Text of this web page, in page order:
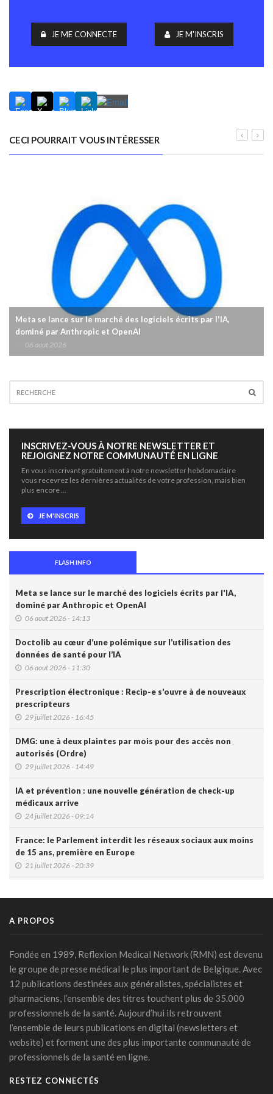
JE ME CONNECTE JE M'INSCRIS
CECI POURRAIT VOUS INTÉRESSER
Meta se lance sur le marché des logiciels écrits par l'IA,
dominé par Anthropic et OpenAI
06 aout 2026
INSCRIVEZ-VOUS À NOTRE NEWSLETTER ET
REJOIGNEZ NOTRE COMMUNAUTÉ EN LIGNE
En vous inscrivant gratuitement à notre newsletter hebdomadaire
vous recevrez les dernières actualités de votre profession, mais bien
plus encore …
JE M'INSCRIS
FLASH INFO
Meta se lance sur le marché des logiciels écrits par l'IA,
dominé par Anthropic et OpenAI
06 aout 2026 - 14:13
Doctolib au cœur d’une polémique sur l’utilisation des
données de santé pour l’IA
06 aout 2026 - 11:30
Prescription électronique : Recip-e s'ouvre à de nouveaux
prescripteurs
29 juillet 2026 - 16:45
DMG: une à deux plaintes par mois pour des accès non
autorisés (Ordre)
29 juillet 2026 - 14:49
IA et prévention : une nouvelle génération de check-up
médicaux arrive
24 juillet 2026 - 09:14
France: le Parlement interdit les réseaux sociaux aux moins
de 15 ans, première en Europe
21 juillet 2026 - 20:39
soignants
15 juillet 2026 - 11:24
Un jeune Américain sur cinq sollicite un chatbot pour sa
santé mentale
14 juillet 2026 - 17:29
Urgence médicale : l'IA doit d'abord faire ses preuves face
au papier ( Valentin Dirken )
14 juillet 2026 - 16:59
A PROPOS
Fondée en 1989, Reflexion Medical Network (RMN) est devenu
le groupe de presse médical le plus important de Belgique. Avec
12 publications destinées aux généralistes, spécialistes et
pharmaciens, l’ensemble des titres touchent plus de 35.000
professionnels de la santé. Aujourd’hui ils retrouvent
l’ensemble de leurs publications en digital (newsletters et
website) et forment une des plus importante communauté de
professionnels de la santé en ligne.
RESTEZ CONNECTÉS